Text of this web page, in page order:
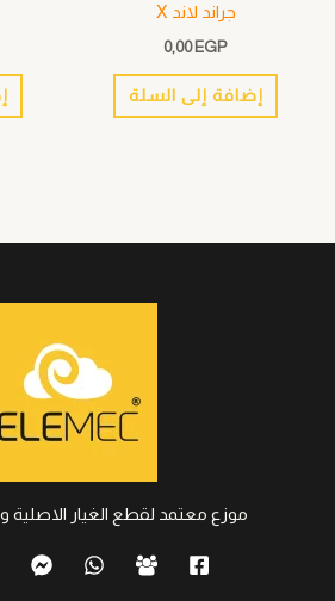
جراند لاند X
0,00 EGP
إضافة إلى السلة
موزع معتمد لقطع الغيار الاصلية